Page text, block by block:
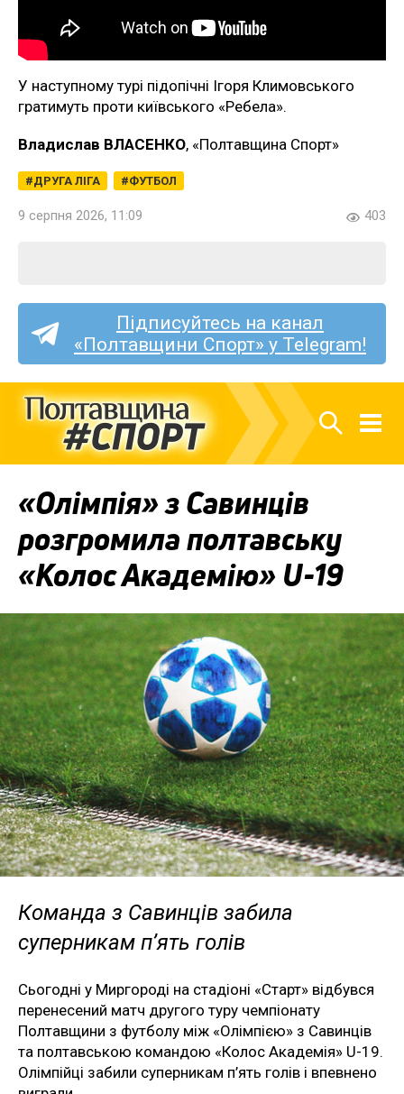
У наступному турі підопічні Ігоря Климовського
гратимуть проти київського «Ребела».
Владислав ВЛАСЕНКО, «Полтавщина Спорт»
ДРУГА ЛІГА ФУТБОЛ
9 серпня 2026, 11:09 403
Підписуйтесь на канал
«Полтавщини Спорт» у Telegram!
«Олімпія» з Савинців
розгромила полтавську
«Колос Академію» U-19
Команда з Савинців забила
суперникам п’ять голів
Сьогодні у Миргороді на стадіоні «Старт» відбувся
перенесений матч другого туру чемпіонату
Полтавщини з футболу між «Олімпією» з Савинців
та полтавською командою «Колос Академія» U-19.
Олімпійці забили суперникам п’ять голів і впевнено